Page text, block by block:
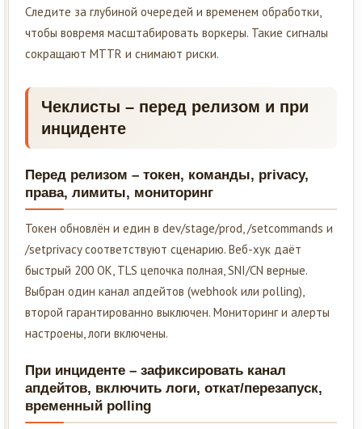
Следите за глубиной очередей и временем обработки,
чтобы вовремя масштабировать воркеры. Такие сигналы
сокращают MTTR и снимают риски.
Чеклисты – перед релизом и при
инциденте
Перед релизом – токен, команды, privacy,
права, лимиты, мониторинг
Токен обновлён и един в dev/stage/prod, /setcommands и
/setprivacy соответствуют сценарию. Веб-хук даёт
быстрый 200 OK, TLS цепочка полная, SNI/CN верные.
Выбран один канал апдейтов (webhook или polling),
второй гарантированно выключен. Мониторинг и алерты
настроены, логи включены.
При инциденте – зафиксировать канал
апдейтов, включить логи, откат/перезапуск,
временный polling